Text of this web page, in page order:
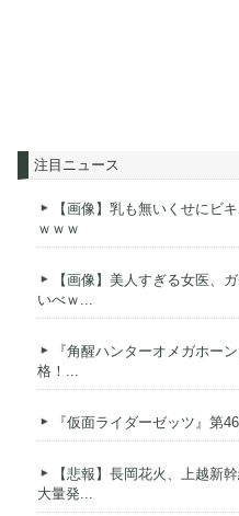
注目ニュース
【画像】乳も無いくせにビ
ｗｗｗ
【画像】美人すぎる女医、
いべｗ...
『角醒ハンターオメガホー
格！...
『仮面ライダーゼッツ』第
【悲報】長岡花火、上越新
大量発...